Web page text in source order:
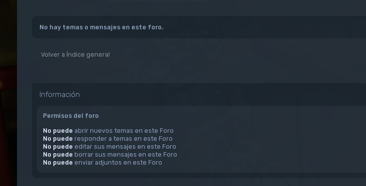
No hay temas o mensajes en este foro.
Volver a Índice general
Información
Permisos del foro
No puede abrir nuevos temas en este Foro
No puede responder a temas en este Foro
No puede editar sus mensajes en este Foro
No puede borrar sus mensajes en este Foro
No puede enviar adjuntos en este Foro